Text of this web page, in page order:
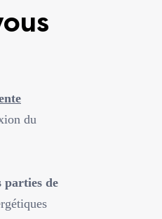
du
parties de